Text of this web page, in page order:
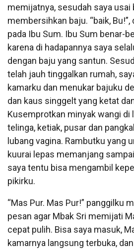
memijatnya, sesudah saya usai
membersihkan baju. “baik,
pada Ibu Sum. Ibu Sum benar-
karena di hadapannya saya
dengan baju yang santun.
telah jauh tinggalkan rumah,
kamarku dan menukar bajuku
dan kaus singgelt yang ketat
Kusemprotkan minyak wangi di
telinga, ketiak, pusar dan
lubang vagina. Rambutku yang
kuurai lepas memanjang
saya tentu bisa mengambil
pikirku.
“Mas Pur. Mas Pur!” panggilku
pesan agar Mbak Sri memijati
cepat pulih. Bisa saya masuk,
kamarnya langsung terbuka,